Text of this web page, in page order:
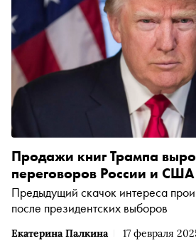
Екатерина Палкина 17 февраля
Продажи книг Трампа
переговоров России и США
Предыдущий скачок интереса
после президентских выборов